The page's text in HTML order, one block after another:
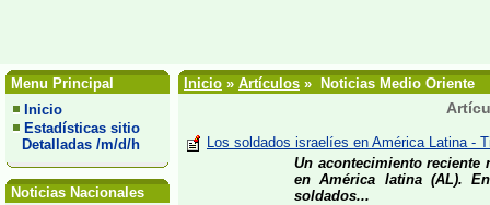
Menu Principal
Inicio
Estadísticas sitio
Detalladas /m/d/h
Noticias Nacionales
Inicio » Artículos » Noticias Medio Oriente
Los soldados israelíes en América Latina -
Un acontecimiento
en América latina (AL).
soldados...